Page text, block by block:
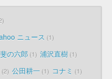
ニュース 1
の六郎 1 浦沢直樹 1
2 公田耕一 1 コナミ 1